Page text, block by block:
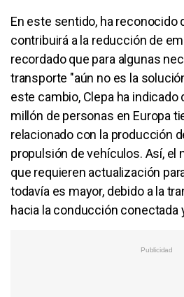
En este sentido, ha reconocido
contribuirá a la reducción de
recordado que para algunas
transporte "aún no es la
este cambio, Clepa ha indicado
millón de personas en Europa
relacionado con la producción
propulsión de vehículos. Así, el
que requieren actualización
todavía es mayor, debido a la
hacia la conducción conectada